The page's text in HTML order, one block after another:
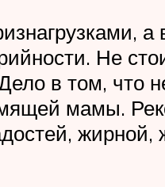
Не
в том, что
мамы.